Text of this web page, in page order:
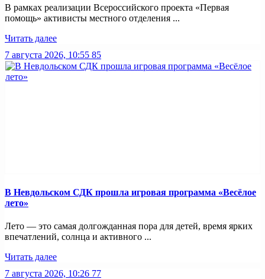
В рамках реализации Всероссийского проекта «Первая
помощь» активисты местного отделения ...
Читать далее
7 августа 2026, 10:55 85
В Невдольском СДК прошла игровая программа «Весёлое
лето»
Лето — это самая долгожданная пора для детей, время ярких
впечатлений, солнца и активного ...
Читать далее
7 августа 2026, 10:26 77